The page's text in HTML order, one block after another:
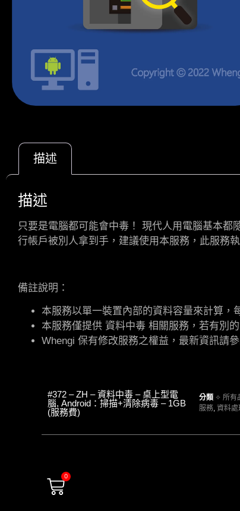
描述
描述
只要是電腦都可能會中毒！ 現代人用電腦基本
行帳戶被別人拿到手，建議使用本服務，此服務
備註說明：
本服務以單一裝置內部的資料容量來計算，
本服務僅提供 資料中毒 相關服務，若有別
Whengi 保有修改服務之權益，最新資訊請
#372 – ZH – 資料中毒 – 桌上型電
腦, Android：掃描+清除病毒 – 1GB
(服務費)
分類 ✧ 所有
服務, 資料處
0